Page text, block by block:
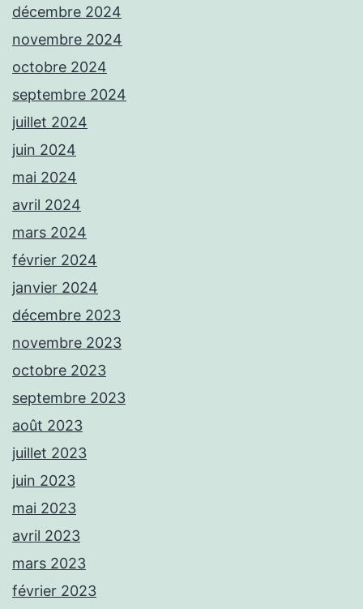
décembre 2024
novembre 2024
octobre 2024
septembre 2024
juillet 2024
juin 2024
mai 2024
avril 2024
mars 2024
février 2024
janvier 2024
décembre 2023
novembre 2023
octobre 2023
septembre 2023
août 2023
juillet 2023
juin 2023
mai 2023
avril 2023
mars 2023
février 2023